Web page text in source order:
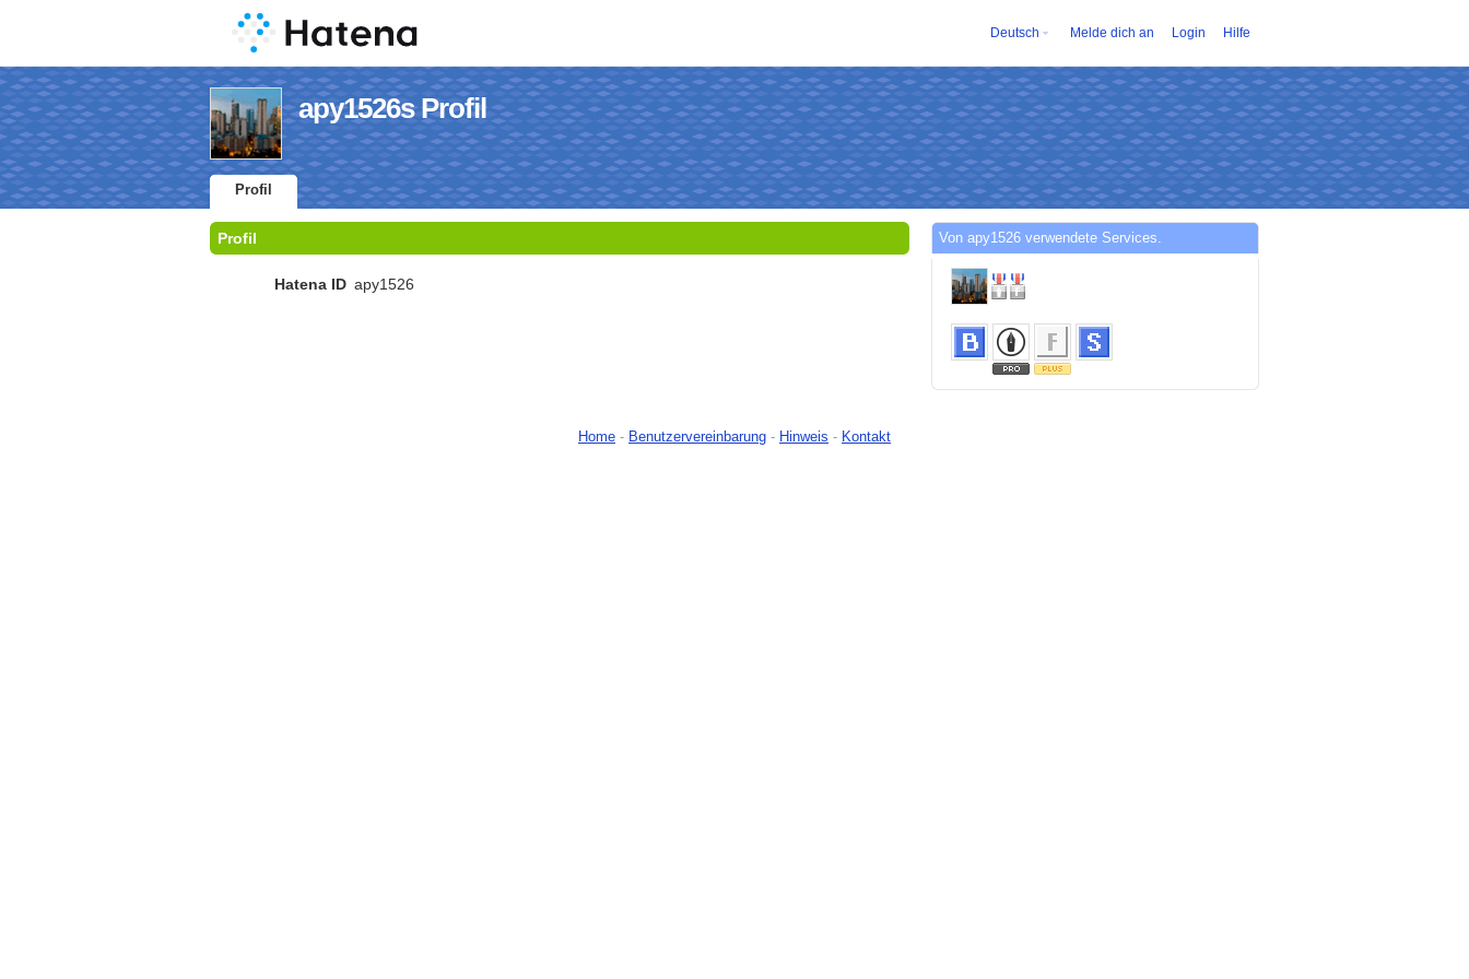
Deutsch Melde dich an Login Hilfe
apy1526s Profil
Profil
Profil
Hatena ID apy1526
Von apy1526 verwendete Services.
Home - Benutzervereinbarung - Hinweis - Kontakt